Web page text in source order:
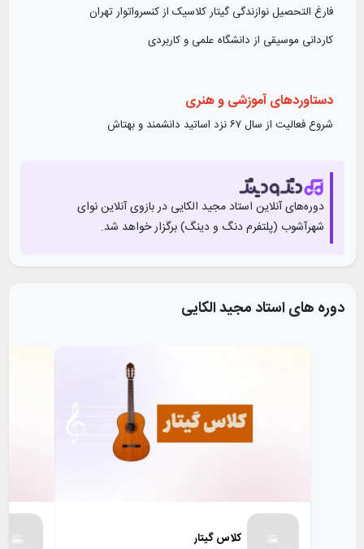
فارغ التحصیل نوازندگی گیتار کلاسیک از کنسرواتوار تهران
کاردانی موسیقی از دانشگاه علمی و کاربردی
دستاورد‌های آموزشی و هنری
شروع فعالیت از سال ۶۷ نزد اساتید دانشمند و بهتاش
آثار:
کتاب گام نخست در موسیقی
کتاب آکورد و ریتم در گیتار
کتاب آموزش گیتار
دوره‌های آنلاین استادمجید الکایی در بازوی آنلاین‌ نوای
شهرآشوب (پلتفرم دنگ و دینگ) برگزار خواهد شد.
دوره های استادمجید الکایی
کلاس گیتار